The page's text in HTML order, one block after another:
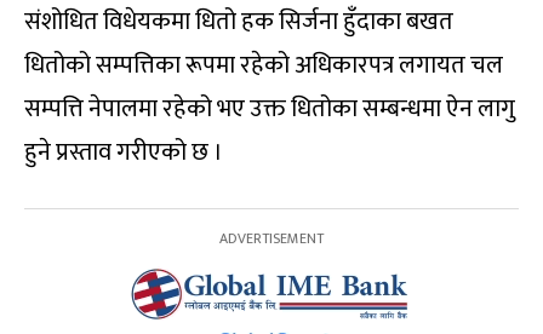
संशोधित विधेयकमा धितो हक सिर्जना हुँदाका बखत
धितोको सम्पत्तिका रूपमा रहेको अधिकारपत्र लगायत चल
सम्पत्ति नेपालमा रहेको भए उक्त धितोका सम्बन्धमा ऐन लागु
हुने प्रस्ताव गरीएको छ ।